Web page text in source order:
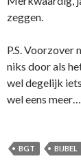
zeggen.
P.S. Voorzover
niks door als
wel degelijk
wel eens meer…
BGT BIJBEL